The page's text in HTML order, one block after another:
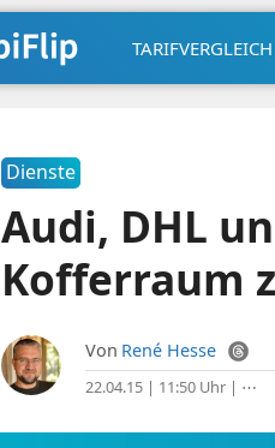
TARIFVERGLEICH
Dienste
Audi, DHL
Kofferraum
Von René Hesse
22.04.15 | 11:50 Uhr| ⋯